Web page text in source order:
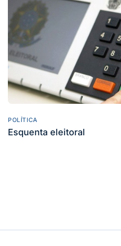
POLÍTICA
Esquenta eleitoral